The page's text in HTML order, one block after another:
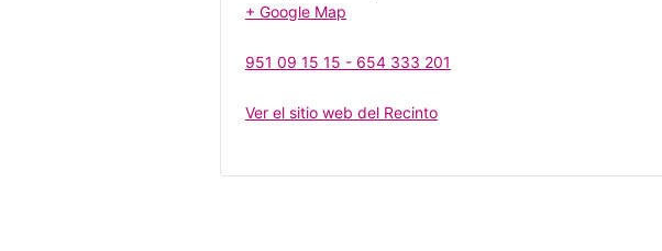
+ Google Map
951 09 15 15 - 654 333 201
Ver el sitio web del Recinto